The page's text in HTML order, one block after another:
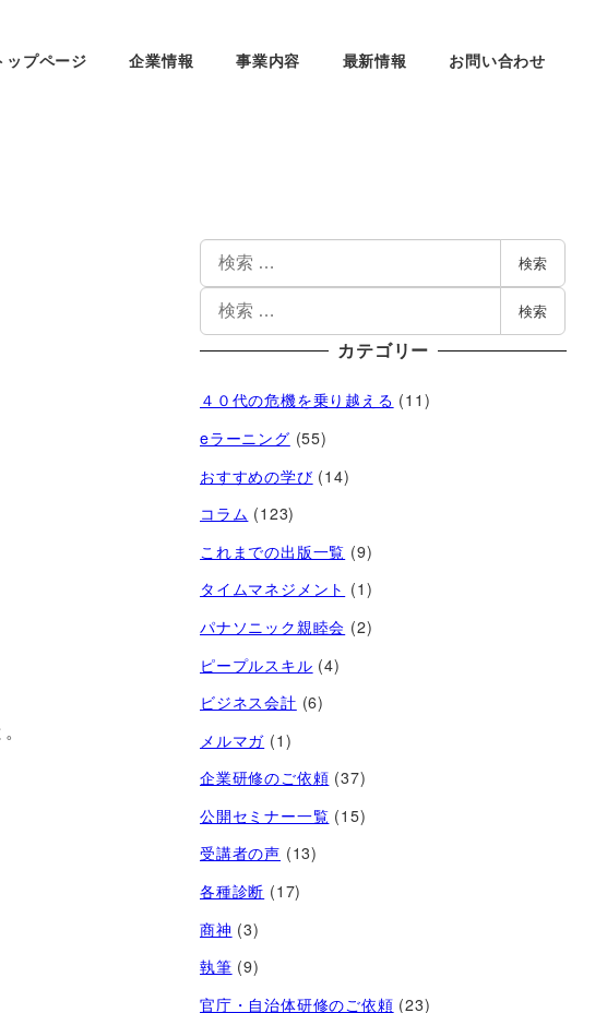
ップページ 企業情報 事業内容 最新情報 お問い合わせ
検索
検索
カテゴリー
４０代の危機を乗り越える (11)
eラーニング (55)
おすすめの学び (14)
コラム (123)
これまでの出版一覧 (9)
タイムマネジメント (1)
パナソニック親睦会 (2)
ピープルスキル (4)
ビジネス会計 (6)
メルマガ (1)
企業研修のご依頼 (37)
公開セミナー一覧 (15)
受講者の声 (13)
各種診断 (17)
商神 (3)
執筆 (9)
官庁・自治体研修のご依頼 (23)